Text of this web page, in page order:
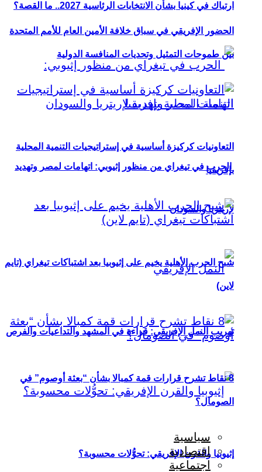
ارتباك في كينيا بشأن الانتخابات الرئاسية 2027.. ما القصة؟
الحرب في تيغراي من منظور إثيوبي: اتهامات لمصر وتهديد
لإريتريا والسودان
تهريب النمل الإفريقي: قراءة في المشهد والتداعيات والفرص
إثيوبيا والقرن الإفريقي: تحوُّلات محسوبة؟
الحضور الإفريقي في سباق خلافة الأمين العام للأمم المتحدة
بين طموحات التمثيل وتحديات المنافسة الدولية
التعاونيات كركيزة أساسية في إستراتيجيات التنمية المحلية
بإفريقيا
شبح الحرب الأهلية يخيم على إثيوبيا بعد اشتباكات تيغراي (تايم
لاين)
8 نقاط تشرح قرارات قمة كمبالا بشأن “بعثة أوصوم” في
الصومال؟
سياسية
اقتصادية
اجتماعية